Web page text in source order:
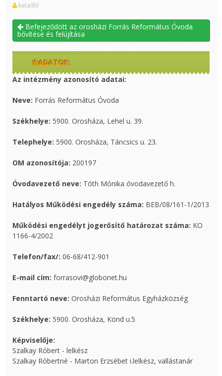
katai86
Befejeződött az orosházi Forrás Református Óvoda
bővítése és felújítása
ADATOK:
Az intézmény azonosító adatai:
Neve: Forrás Református Óvoda
Székhelye: 5900. Orosháza, Lehel u. 39.
Telephelye: 5900. Orosháza, Táncsics u. 23.
OM azonosítója: 200197
Óvodavezető neve: Tóth Mónika óvodavezető h.
Hatályos Működési engedély száma: BEB/08/161-1/2013
Működési engedélyt jogerősítő határozat száma: KO
1166-4/2002
Telefon/fax/: 06-68/412-901
E-mail cím: forrasovi@globonet.hu
Fenntartó neve: Orosházi Református Egyházközség
Székhelye: 5900. Orosháza, Könd u.5
Képviselője:
Szalkay Róbert - lelkész
Szalkay Róbertné - Marton Erzsébet i.lelkész, vallástanár